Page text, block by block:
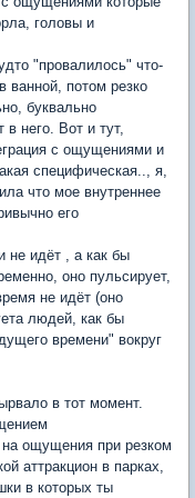
головы и
"провалилось" что-
ванной, потом резко
буквально
в него. Вот и тут,
с ощущениями и
специфическая.., я,
что мое внутреннее
его
не идёт , а как бы
оно пульсирует,
не идёт (оно
людей, как бы
времени" вокруг
в тот момент.
ощущения при резком
аттракцион в парках,
в которых ты